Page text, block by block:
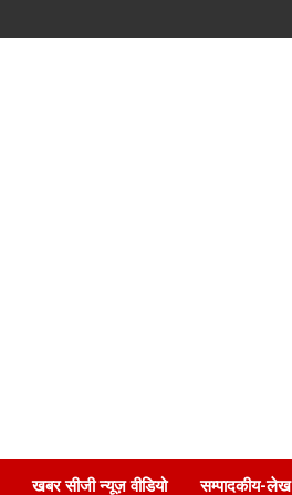
खबर सीजी न्यूज़ वीडियो सम्पादकीय-लेख